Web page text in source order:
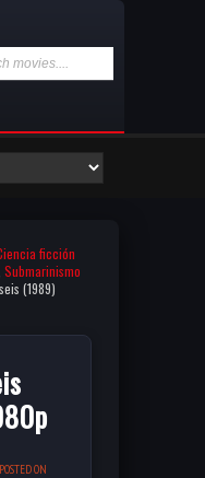
ficción
Submarinismo
(1989)
POSTED ON